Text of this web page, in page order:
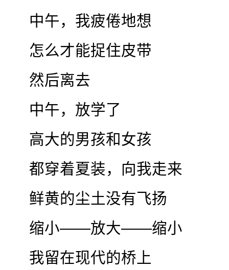
中午，我疲倦地想
怎么才能捉住皮带
然后离去
中午，放学了
高大的男孩和女孩
都穿着夏装，向我走来
鲜黄的尘土没有飞扬
缩小——放大——缩小
我留在现代的桥上